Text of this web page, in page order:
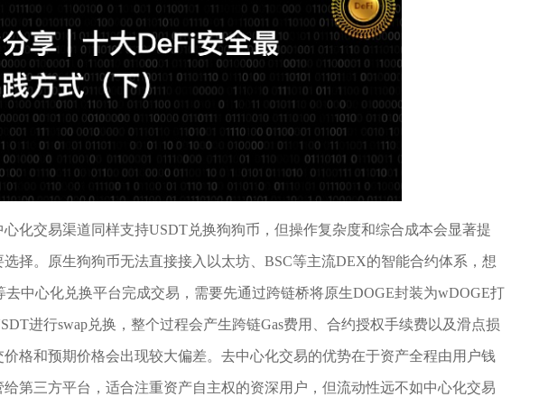
化交易渠道同样支持USDT兑换狗狗币，但操作复杂度和综合成本会显著提
择。原生狗狗币无法直接接入以太坊、BSC等主流DEX的智能合约体系，想
去中心化兑换平台完成交易，需要先通过跨链桥将原生DOGE封装为wDOGE打
进行swap兑换，整个过程会产生跨链Gas费用、合约授权手续费以及滑点损
格和预期价格会出现较大偏差。去中心化交易的优势在于资产全程由用户钱
第三方平台，适合注重资产自主权的资深用户，但流动性远不如中心化交易